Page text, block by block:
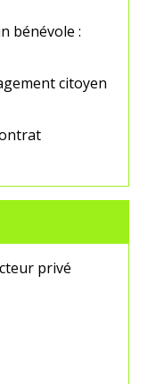
bénévole :
citoyen
privé